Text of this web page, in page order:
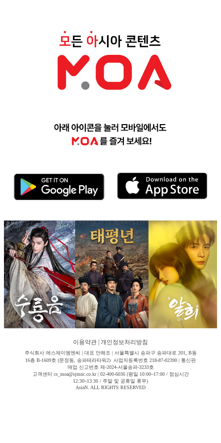
이용약관 개인정보처리방침
주식회사 에스제이엠엔씨 | 대표 안해조 | 서울특별시 송파구 송파대로 201, B동
16층 B-1609호 (문정동, 송파테라타워2) 사업자등록번호 218-87-02390 | 통신판
매업 신고번호 제-2024-서울송파-3233호
고객센터 cs_moa@sjmnc.co.kr | 02-400-6036 (평일 10:00~17:00 / 점심시간
12:30~13:30 / 주말 및 공휴일 휴무)
AsiaN. ALL RIGHTS RESERVED